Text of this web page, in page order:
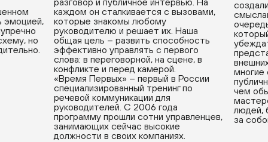
эмоцией,
но
каждом он сталкивается с вызовами,
которые знакомы любому
руководителю и решает их. Наша
общая цель – развить способность
эффективно управлять с первого
слова: в переговорной, на сцене, в
конфликте и перед камерой.
«Время Первых» – первый в России
специализированный тренинг по
речевой коммуникации для
руководителей. С 2006 года
программу прошли сотни управленцев,
занимающих сейчас высокие
должности в своих компаниях.
многие
чем
людей,
за